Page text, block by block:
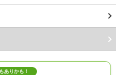
ありかも！